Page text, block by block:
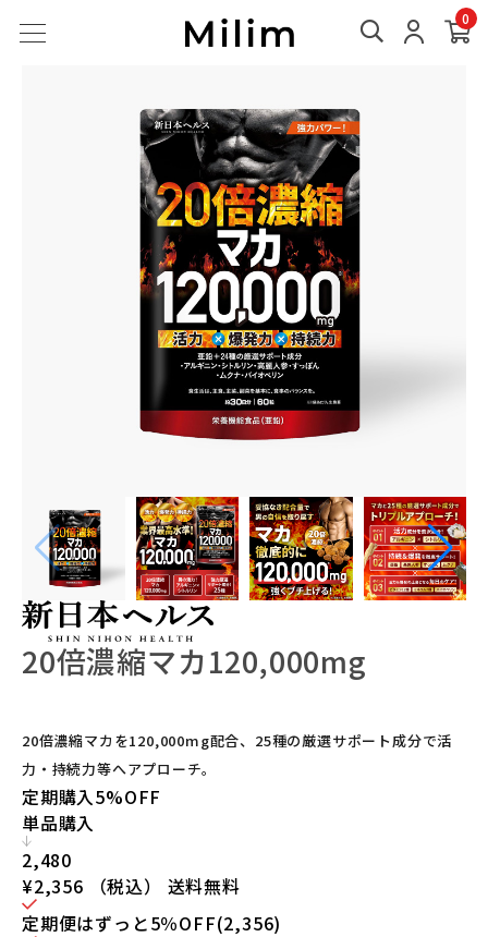
0
TOP
20倍濃縮マカ120,000mg
TOP
元気・活力 20倍濃縮マカ120,000mg
20倍濃縮マカ120,000mg
20倍濃縮マカを120,000mg配合、25種の厳選サポート成分で活
力・持続力等へアプローチ。
定期購入5%OFF
単品購入
2,480
¥2,356
（税込）
送料無料
定期便はずっと5％OFF(2,356)